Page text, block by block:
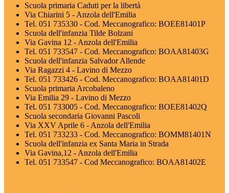
Scuola primaria Caduti per la libertà
Via Chiarini 5 - Anzola dell'Emilia
Tel. 051 735330 - Cod. Meccanografico: BOEE81401P
Scuola dell'infanzia Tilde Bolzani
Via Gavina 12 - Anzola dell'Emilia
Tel. 051 733547 - Cod. Meccanografico: BOAA81403G
Scuola dell'infanzia Salvador Allende
Via Ragazzi 4 - Lavino di Mezzo
Tel. 051 733426 - Cod. Meccanografico: BOAA81401D
Scuola primaria Arcobaleno
Via Emilia 29 - Lavino di Mezzo
Tel. 051 733005 - Cod. Meccanografico: BOEE81402Q
Scuola secondaria Giovanni Pascoli
Via XXV Aprile 6 - Anzola dell'Emilia
Tel. 051 733233 - Cod. Meccanografico: BOMM81401N
Scuola dell'infanzia ex Santa Maria in Strada
Via Gavina,12 - Anzola dell'Emilia
Tel. 051 733547 - Cod Meccanografico: BOAA81402E